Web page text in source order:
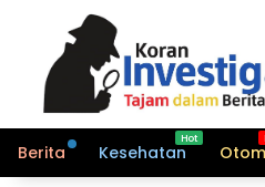
Berita Kesehatan